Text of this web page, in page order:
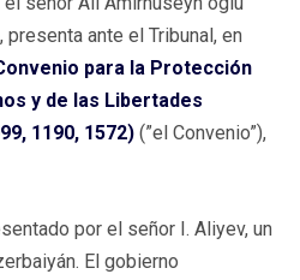
presenta ante el Tribunal, en
para la Protección
y de las Libertades
1190, 1572) (”el Convenio”),
por el señor I. Aliyev, un
El gobierno